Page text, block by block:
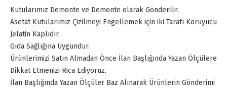
Kutularımız Demonte ve Demonte olarak Gönderilir.
Asetat Kutularımız Çizilmeyi Engellemek için iki Tarafı Koruyucu
Jelatin Kaplıdır.
Gıda Sağlığına Uygundur.
Ürünlerimizi Satın Almadan Önce İlan Başlığında Yazan Ölçülere
Dikkat Etmenizi Rica Ediyoruz.
İlan Başlığında Yazan Ölçüler Baz Alınarak Ürünlerin Gönderimi